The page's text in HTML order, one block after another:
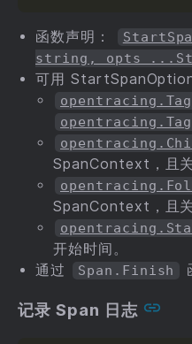
函数声明：
string, opts
可用 StartSpanOption
opentracing.Tag
SpanContext，且
SpanContext，且
开始时间。
通过
Span.Finish
记录 Span 日志